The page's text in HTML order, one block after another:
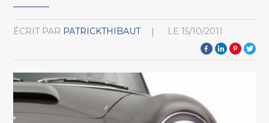
ÉCRIT PAR PATRICKTHIBAUT LE 15/10/2011